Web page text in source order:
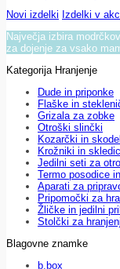
Novi izdelki Izdelki v
Največja izbira
za dojenje za vsako
Kategorija Hranjenje
Dude in priponke
Flaške in
Grizala za zobke
Otroški slinčki
Kozarčki in
Krožniki in
Jedilni seti za
Termo posodice
Aparati za
Pripomočki za
Žličke in jedilni
Stolčki za
Blagovne znamke
b.box